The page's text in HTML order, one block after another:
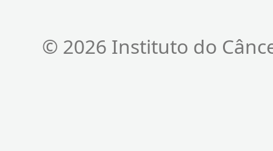
© 2026 Instituto do